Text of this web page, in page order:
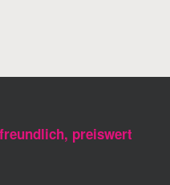
preiswert